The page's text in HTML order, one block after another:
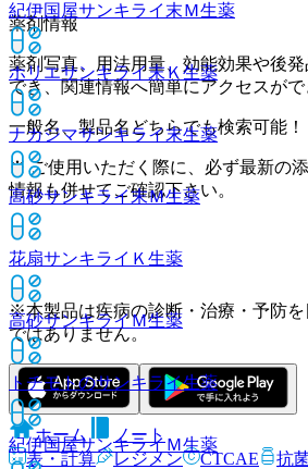
紀伊国屋サンキライ末Ｍ生薬
ホリエサンキライ末Ｋ 生薬
ナカジマサンキライ末生薬
高砂サンキライ末Ｍ生薬
花扇サンキライＫ 生薬
高砂サンキライＭ生薬
トチモトのサンキライ生薬
紀伊国屋サンキライＭ生薬
薬剤情報
薬剤写真、用法用量、効能効果や後
でき、関連情報へ簡単にアクセスがで
一般名、製品名どちらでも検索可能！
※ ご使用いただく際に、必ず最新の
情報も併せてご確認下さい。
※本製品は疾病の診断・治療・予防を
ではありません。
ホーム
ノート
表・計算
レジメン CTCAE 抗